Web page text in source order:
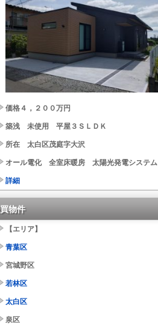
価格４，２００万円
築浅 未使用 平屋３ＳＬＤＫ
所在 太白区茂庭字大沢
オール電化 全室床暖房 太陽光発電システム
詳細
物件
【エリア】
青葉区
宮城野区
若林区
太白区
泉区